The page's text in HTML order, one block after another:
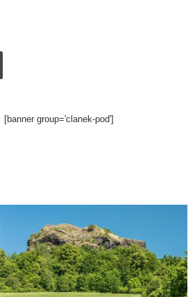
Tisknout
[banner group='clanek-pod']